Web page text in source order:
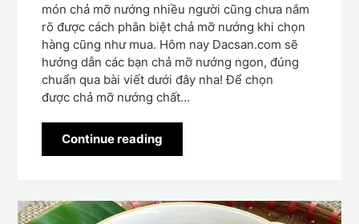
món chả mỡ nướng nhiều người cũng chưa nắm
rõ được cách phân biệt chả mỡ nướng khi chọn
hàng cũng như mua. Hôm nay Dacsan.com sẽ
hướng dẫn các bạn chả mỡ nướng ngon, đúng
chuẩn qua bài viết dưới đây nha! Để chọn
được chả mỡ nướng chất…
Continue reading